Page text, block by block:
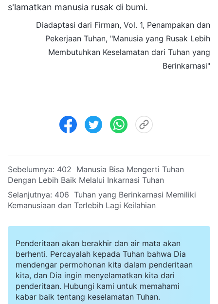
s'lamatkan manusia rusak di bumi.
Diadaptasi dari Firman, Vol. 1, Penampakan dan
Pekerjaan Tuhan, "Manusia yang Rusak Lebih
Membutuhkan Keselamatan dari Tuhan yang
Berinkarnasi"
Sebelumnya: 402 Manusia Bisa Mengerti Tuhan
Dengan Lebih Baik Melalui Inkarnasi Tuhan
Selanjutnya: 406 Tuhan yang Berinkarnasi Memiliki
Kemanusiaan dan Terlebih Lagi Keilahian
Penderitaan akan berakhir dan air mata akan
berhenti. Percayalah kepada Tuhan bahwa Dia
mendengar permohonan kita dalam penderitaan
kita, dan Dia ingin menyelamatkan kita dari
penderitaan. Hubungi kami untuk memahami
kabar baik tentang keselamatan Tuhan.